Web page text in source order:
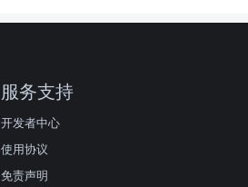
服务支持
开发者中心
使用协议
免责声明